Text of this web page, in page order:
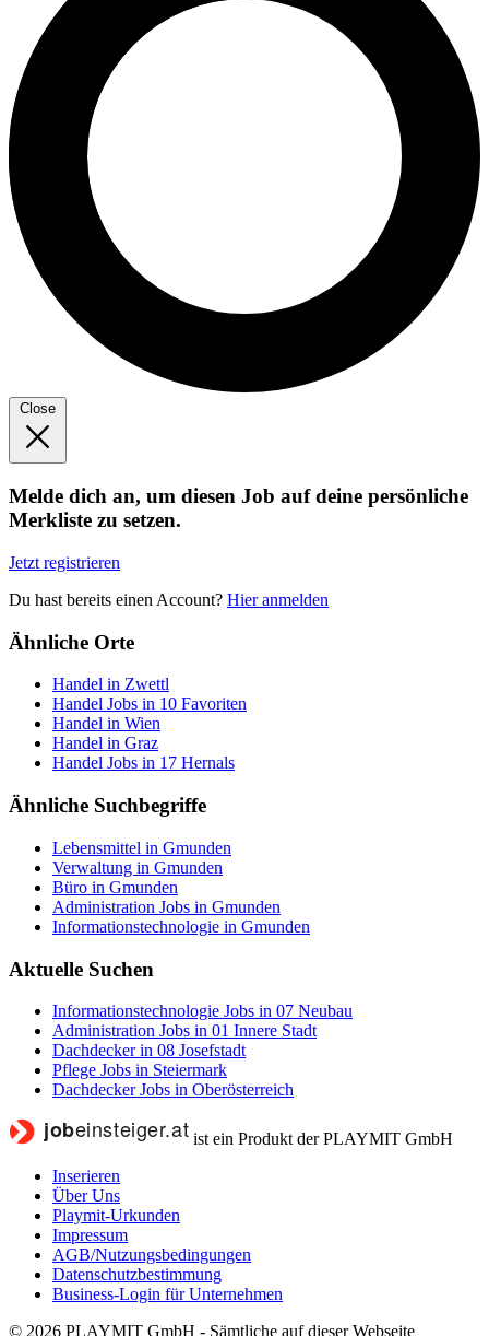
Close
Melde dich an, um diesen Job auf deine persönliche
Merkliste zu setzen.
Jetzt registrieren
Du hast bereits einen Account? Hier anmelden
Ähnliche Orte
Handel in Zwettl
Handel Jobs in 10 Favoriten
Handel in Wien
Handel in Graz
Handel Jobs in 17 Hernals
Ähnliche Suchbegriffe
Lebensmittel in Gmunden
Verwaltung in Gmunden
Büro in Gmunden
Administration Jobs in Gmunden
Informationstechnologie in Gmunden
Aktuelle Suchen
Informationstechnologie Jobs in 07 Neubau
Administration Jobs in 01 Innere Stadt
Dachdecker in 08 Josefstadt
Pflege Jobs in Steiermark
Dachdecker Jobs in Oberösterreich
ist ein Produkt der PLAYMIT GmbH
Inserieren
Über Uns
Playmit-Urkunden
Impressum
AGB/Nutzungsbedingungen
Datenschutzbestimmung
Business-Login für Unternehmen
© 2026 PLAYMIT GmbH - Sämtliche auf dieser Webseite